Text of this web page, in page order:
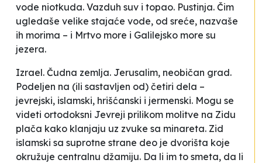
vode niotkuda. Vazduh suv i topao. Pustinja. Čim
ugledaše velike stajaće vode, od sreće, nazvaše
ih morima – i Mrtvo more i Galilejsko more su
jezera.
Izrael. Čudna zemlja. Jerusalim, neobičan grad.
Podeljen na (ili sastavljen od) četiri dela –
jevrejski, islamski, hrišćanski i jermenski. Mogu se
videti ortodoksni Jevreji prilikom molitve na Zidu
plača kako klanjaju uz zvuke sa minareta. Zid
islamski sa suprotne strane deo je dvorišta koje
okružuje centralnu džamiju. Da li im to smeta, da li